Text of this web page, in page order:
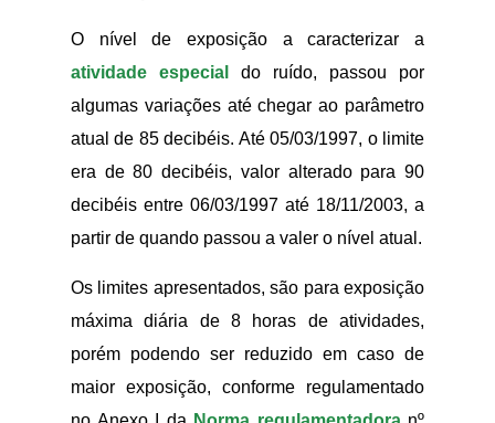
O nível de exposição a caracterizar a
atividade especial
do ruído, passou por
algumas variações até chegar ao parâmetro
atual de 85 decibéis. Até 05/03/1997, o limite
era de 80 decibéis, valor alterado para 90
decibéis entre 06/03/1997 até 18/11/2003, a
partir de quando passou a valer o nível atual.
Os limites apresentados, são para exposição
máxima diária de 8 horas de atividades,
porém podendo ser reduzido em caso de
maior exposição, conforme regulamentado